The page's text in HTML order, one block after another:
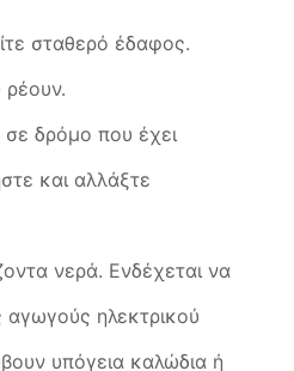
σταθερό έδαφος.
σε δρόμο που έχει
και αλλάξτε
νερά. Ενδέχεται να
ηλεκτρικού
υπόγεια καλώδια ή